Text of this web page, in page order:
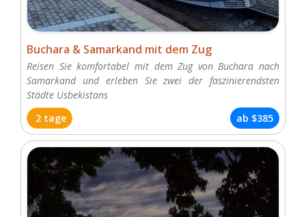
Buchara & Samarkand mit dem Zug
Reisen Sie komfortabel mit dem Zug von Buchara nach
Samarkand und erleben Sie zwei der faszinierendsten
Städte Usbekistans
2 tage
ab $385